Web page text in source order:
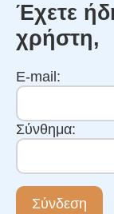
Έχετε
χρήστη,
E-mail:
Σύνθημα:
Σύνδεση